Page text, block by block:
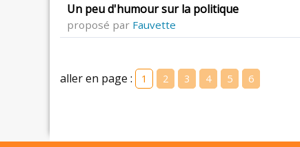
Un peu d'humour sur la politique
proposé par Fauvette
aller en page : 1 2 3 4 5 6